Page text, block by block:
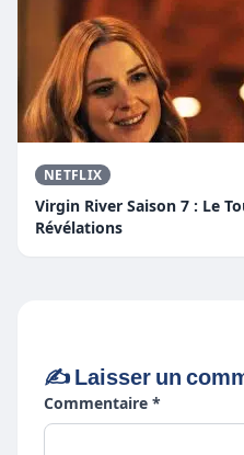
NETFLIX
Virgin River Saison 7 : Le
Révélations
✍️ Laisser un
Commentaire *